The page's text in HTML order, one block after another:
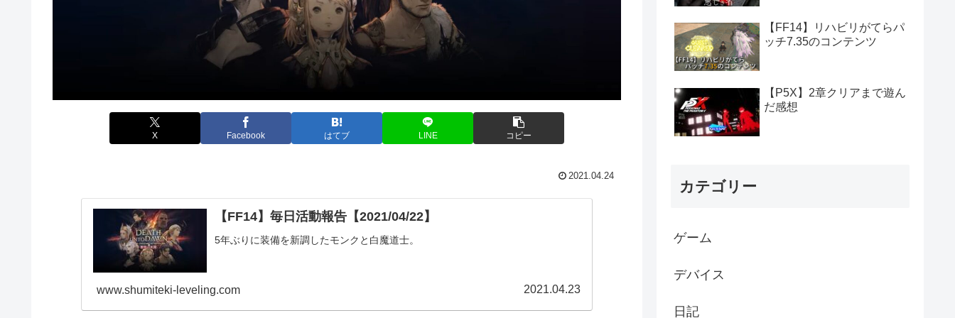
X Facebook はてブ LINE コピー
2021.04.24
【FF14】毎日活動報告【2021/04/22】
5年ぶりに装備を新調したモンクと白魔道士。
www.shumiteki-leveling.com 2021.04.23
【FF14】リハビリがてらパ
ッチ7.35のコンテンツ
【P5X】2章クリアまで遊ん
だ感想
カテゴリー
ゲーム
デバイス
日記